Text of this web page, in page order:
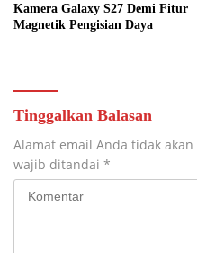
Kamera Galaxy S27 Demi Fitur
Magnetik Pengisian Daya
Tinggalkan Balasan
Alamat email Anda tidak
wajib ditandai *